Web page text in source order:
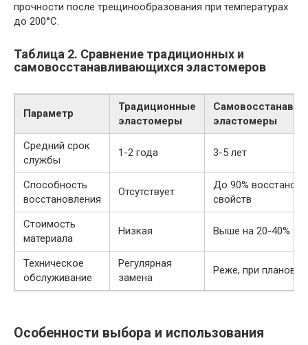
прочности после трещинообразования при температурах
до 200°C.
Таблица 2. Сравнение традиционных и
самовосстанавливающихся эластомеров
Параметр
Традиционные
эластомеры
эластомеры
Средний срок
службы
1-2 года 3-5 лет
Способность
восстановления
Отсутствует
До 90%
свойств
Стоимость
материала
Низкая Выше на 20-40%
Техническое
обслуживание
Регулярная
замена
Реже, при
Особенности выбора и использования